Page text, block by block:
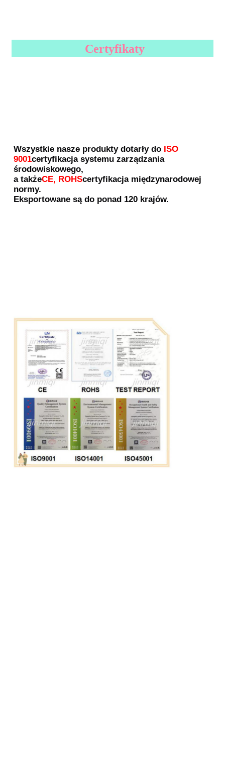
Certyfikaty
Wszystkie nasze produkty dotarły do ISO
9001certyfikacja systemu zarządzania
środowiskowego,
a takżeCE, ROHScertyfikacja międzynarodowej
normy.
Eksportowane są do ponad 120 krajów.